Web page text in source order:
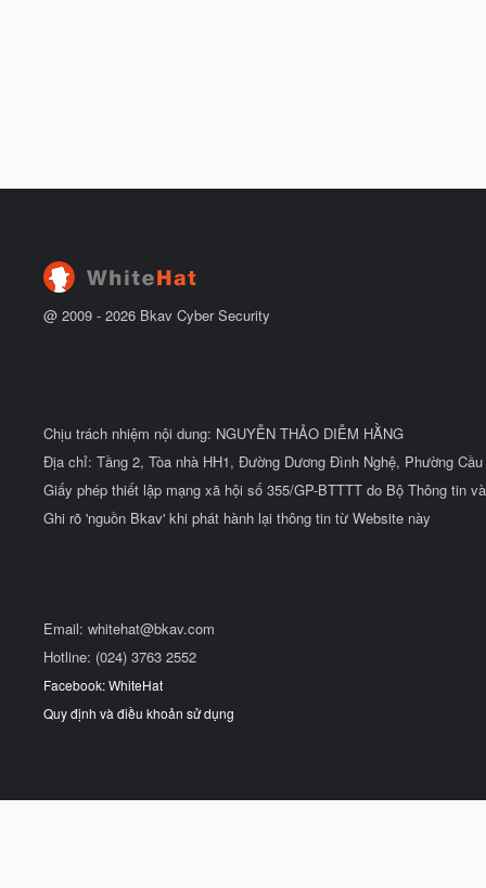
@ 2009 - 2026 Bkav Cyber Security
Chịu trách nhiệm nội dung: NGUYỄN THẢO DIỄM HẰNG
Địa chỉ: Tầng 2, Tòa nhà HH1, Đường Dương Đình Nghệ, Phường
Giấy phép thiết lập mạng xã hội số 355/GP-BTTTT do Bộ Thông tin
Ghi rõ 'nguồn Bkav' khi phát hành lại thông tin từ Website này
Email: whitehat@bkav.com
Hotline: (024) 3763 2552
Facebook: WhiteHat
Quy định và điều khoản sử dụng